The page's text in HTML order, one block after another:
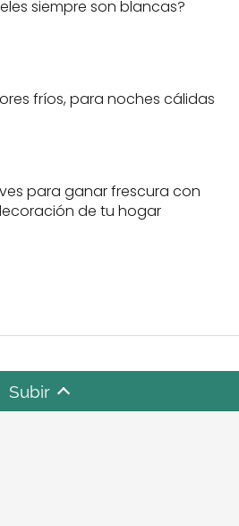
siempre son blancas?
fríos, para noches cálidas
para ganar frescura con
de tu hogar
Subir